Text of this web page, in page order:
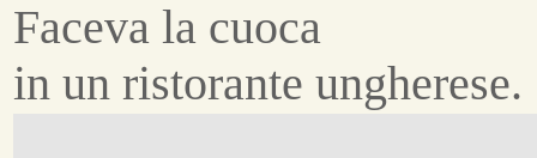
Faceva la cuoca
in un ristorante ungherese.